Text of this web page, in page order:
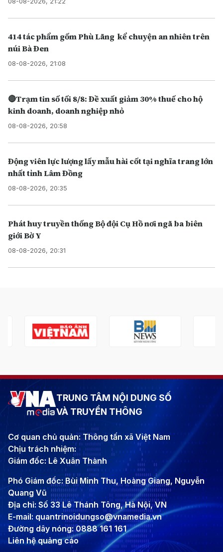
414 tác phẩm gốm Phù Lãng kể chuyện an nhiên trên
núi Bà Đen
08-08-2026, 21:08
🔴Trạm tin số tối 8/8: Đề xuất giảm 30% thuế cho hộ
kinh doanh, doanh nghiệp nhỏ
08-08-2026, 20:58
Động viên lực lượng lấy mẫu hài cốt tại nghĩa trang lớn
nhất tỉnh Lâm Đồng
08-08-2026, 20:35
Phát huy truyền thống Bộ đội Cụ Hồ nơi ngã ba biên
giới Bờ Y
08-08-2026, 20:31
TRUNG TÂM NỘI DUNG SỐ
VÀ TRUYỀN THÔNG
Cơ quan chủ quản: Thông tấn xã Việt Nam
Chịu trách nhiệm:
Giám đốc: Lê Xuân Thành
Phó Giám đốc: Bùi Minh Thu, Hoàng Giang, Nguyễn
Quang Vũ
Địa chỉ: Số 33 Lê Thánh Tông, Hà Nội, VN
E-mail: quantrinoidungso@vnamedia.vn
Đường dây nóng: 0888 161 161
Liên hệ quảng cáo